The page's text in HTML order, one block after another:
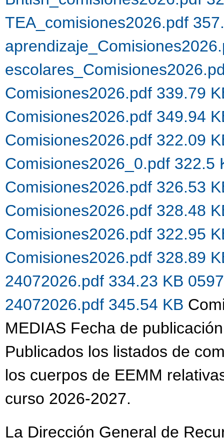
TEA_comisiones2026.pdf
Comisiones2026.pdf 339.79
Comisiones2026.pdf 349.94
Comisiones2026.pdf 322.09
Comisiones2026_0.pdf 322.5
Comisiones2026.pdf 326.53
Comisiones2026.pdf 328.48
Comisiones2026.pdf 322.95
Comisiones2026.pdf 328.89
24072026.pdf 334.23 KB
24072026.pdf 345.54 KB
MEDIAS Fecha de
Publicados los listados de
los cuerpos de EEMM
curso 2026-2027.
La Dirección General de